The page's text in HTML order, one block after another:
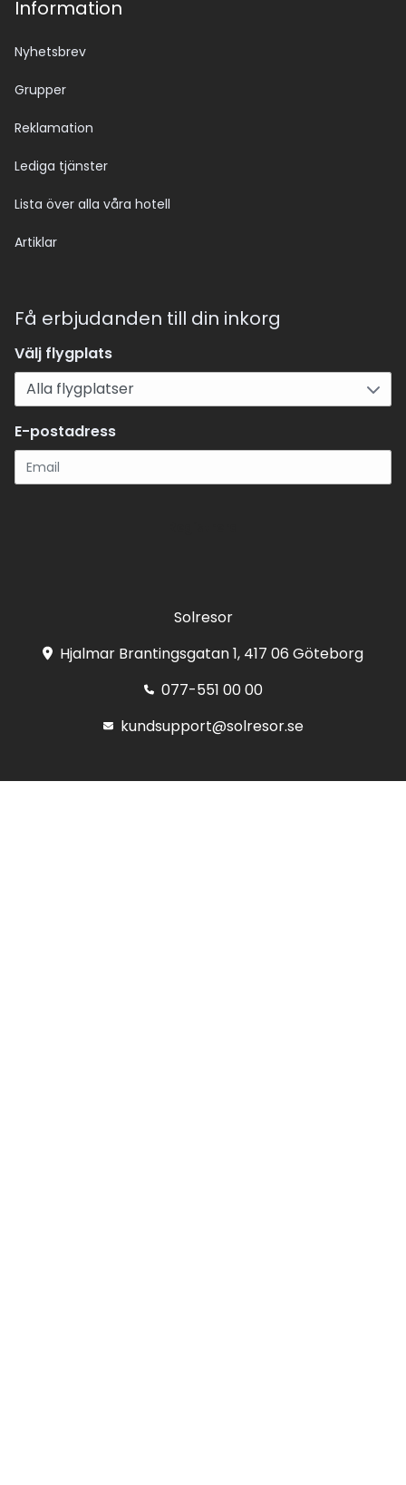
Information
Nyhetsbrev
Grupper
Reklamation
Lediga tjänster
Lista över alla våra hotell
Artiklar
Få erbjudanden till din inkorg
Välj flygplats
E-postadress
Solresor
Hjalmar Brantingsgatan 1, 417 06 Göteborg
077-551 00 00
kundsupport@solresor.se